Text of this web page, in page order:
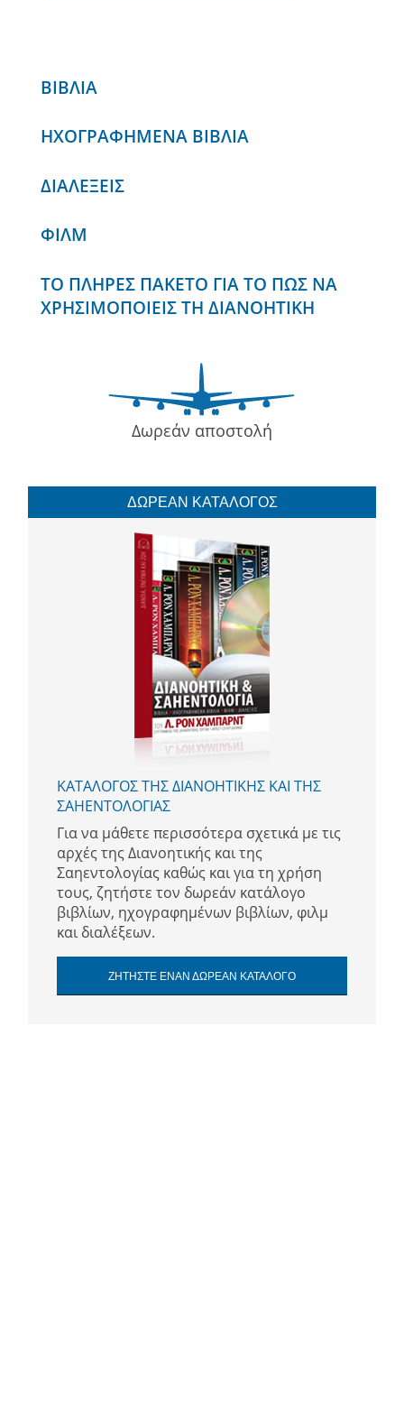
ΒΙΒΛΙΑ
ΗΧΟΓΡΑΦΗΜΕΝΑ ΒΙΒΛΙΑ
ΔΙΑΛΕΞΕΙΣ
ΦΙΛΜ
ΤΟ ΠΛΗΡΕΣ ΠΑΚΕΤΟ ΓΙΑ ΤΟ ΠΩΣ ΝΑ
ΧΡΗΣΙΜΟΠΟΙΕΙΣ ΤΗ ΔΙΑΝΟΗΤΙΚΗ
Δωρεάν αποστολή
ΔΩΡΕΑΝ ΚΑΤΑΛΟΓΟΣ
ΚΑΤΑΛΟΓΟΣ ΤΗΣ ΔΙΑΝΟΗΤΙΚΗΣ ΚΑΙ ΤΗΣ
ΣΑΗΕΝΤΟΛΟΓΙΑΣ
Για να μάθετε περισσότερα σχετικά με τις
αρχές της Διανοητικής και της
Σαηεντολογίας καθώς και για τη χρήση
τους, ζητήστε τον δωρεάν κατάλογο
βιβλίων, ηχογραφημένων βιβλίων, φιλμ
και διαλέξεων.
ΖΗΤΗΣΤΕ ΕΝΑΝ ΔΩΡΕΑΝ ΚΑΤΑΛΟΓΟ